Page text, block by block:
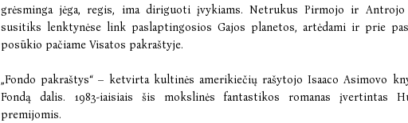
grėsminga jėga, regis, ima diriguoti įvykiams. Netrukus Pirmojo ir Antrojo
susitiks lenktynėse link paslaptingosios Gajos planetos, artėdami ir prie
posūkio pačiame Visatos pakraštyje.
„Fondo pakraštys“ – ketvirta kultinės amerikiečių rašytojo Isaaco Asimovo
Fondą dalis. 1983-iaisiais šis mokslinės fantastikos romanas įvertintas
premijomis.